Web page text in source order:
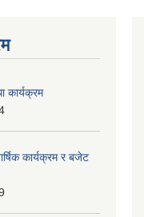
कार्यक्रम
कार्यक्रम र बजेट